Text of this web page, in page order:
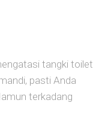
tangki toilet
pasti Anda
terkadang